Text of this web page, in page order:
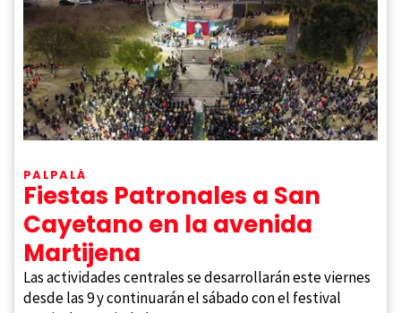
PALPALÁ
Fiestas Patronales a San
Cayetano en la avenida
Martijena
Las actividades centrales se desarrollarán este viernes
desde las 9 y continuarán el sábado con el festival